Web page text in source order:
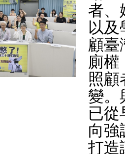
者、
以及
顧臺
廁權
照顧
變。
已從
向強
打造